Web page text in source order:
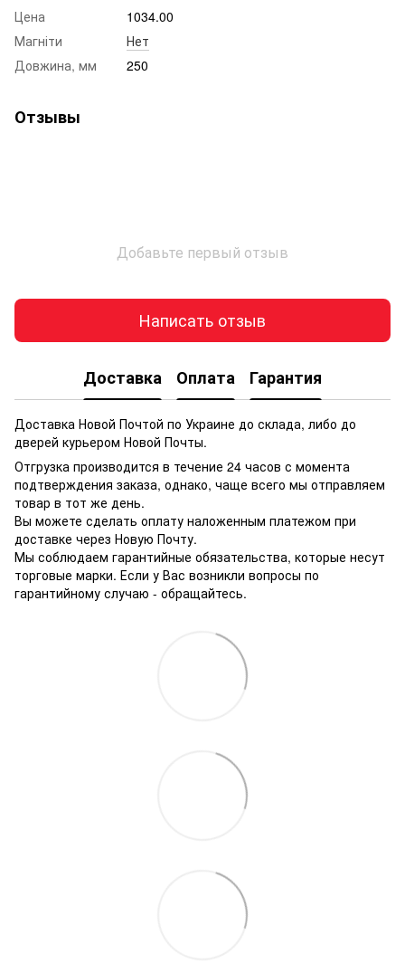
Цена
1034.00
Магніти
Нет
Довжина, мм
250
Отзывы
Добавьте первый отзыв
Написать отзыв
Доставка Оплата Гарантия
Доставка Новой Почтой по Украине до склада, либо до
дверей курьером Новой Почты.
Отгрузка производится в течение 24 часов с момента
подтверждения заказа, однако, чаще всего мы отправляем
товар в тот же день.
Вы можете сделать оплату наложенным платежом при
доставке через Новую Почту.
Мы соблюдаем гарантийные обязательства, которые несут
торговые марки. Если у Вас возникли вопросы по
гарантийному случаю - обращайтесь.